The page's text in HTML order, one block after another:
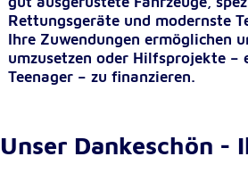
Rettungsgeräte und modernste
Ihre Zuwendungen ermöglichen
umzusetzen oder Hilfsprojekte –
Teenager – zu finanzieren.
Unser Dankeschön -
Statistik
Statistik Cookies erfassen
Diese Informationen helfen
unsere Besucher unsere
Name: